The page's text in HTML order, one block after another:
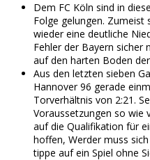
Dem FC Köln sind in
Folge gelungen. Zumeist
wieder eine deutliche
Fehler der Bayern sicher
auf den harten Boden
Aus den letzten sieben
Hannover 96 gerade
Torverhältnis von 2:21.
Voraussetzungen so wie
auf die Qualifikation für
hoffen, Werder muss
tippe auf ein Spiel ohne